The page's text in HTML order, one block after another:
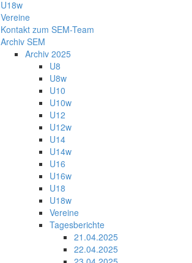
U18w
Vereine
Kontakt zum SEM-Team
Archiv SEM
Archiv 2025
U8
U8w
U10
U10w
U12
U12w
U14
U14w
U16
U16w
U18
U18w
Vereine
Tagesberichte
21.04.2025
22.04.2025